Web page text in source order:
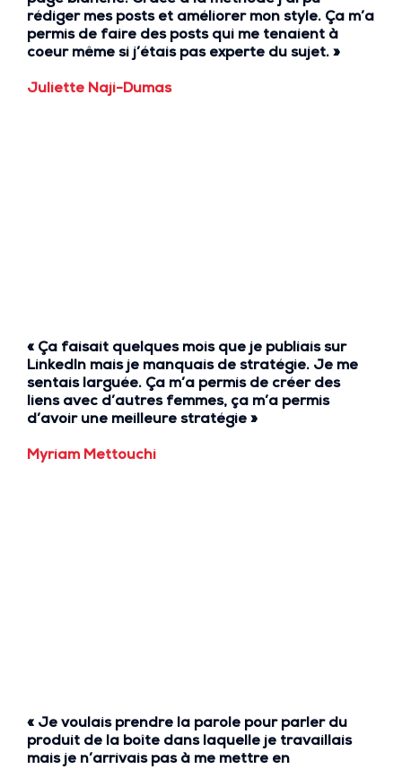
rédiger mes posts et améliorer mon style. Ça m’a
permis de faire des posts qui me tenaient à
coeurmême si j’étais pas experte du sujet. »
Juliette Naji-Dumas
« Ça faisait quelques mois que je publiaissur
LinkedIn mais je manquais de stratégie. Je me
sentais larguée. Ça m’a permis de créer des
liensavec d’autres femmes, ça m’a permis
d’avoir une meilleure stratégie »
Myriam Mettouchi
« Je voulais prendre la parole pour parler du
produit de la boîte dans laquelle je travaillais
maisje n’arrivais pas à me mettre en